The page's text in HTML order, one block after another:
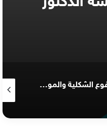
الدفوع الشكلية والموضوعية لدعاوى الوقف والوصية والميراث, بمناقشة الدكتور ايمن البدارين